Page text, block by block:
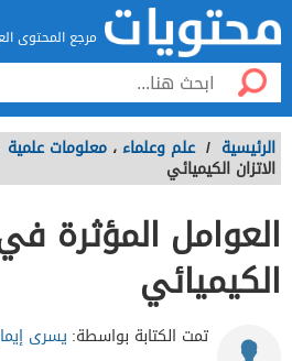
مرجع المحتوى
الرئيسية / علم وعلماء ، معلومات علمية
الاتزان الكيميائي
العوامل المؤثرة في
الكيميائي
تمت الكتابة بواسطة: يسرى